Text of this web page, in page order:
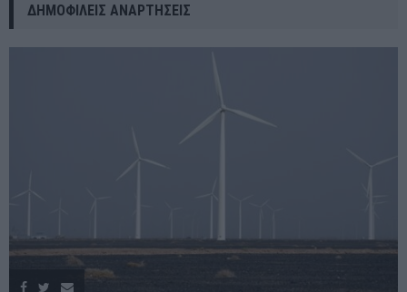
ΔΗΜΟΦΙΛΕΊΣ ΑΝΑΡΤΉΣΕΙΣ